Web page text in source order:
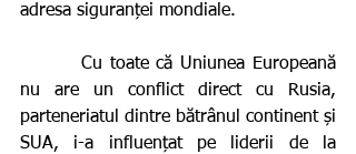
adresa siguranței mondiale.
nu are un conflict direct cu Rusia,
parteneriatul dintre bătrânul continent și
SUA, i-a influențat pe liderii de la